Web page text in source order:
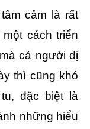
cảm là rất
cách triển
cả người dị
thì cũng khó
đặc biệt là
những hiểu